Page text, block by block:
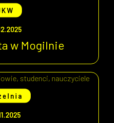
w Mogilnie